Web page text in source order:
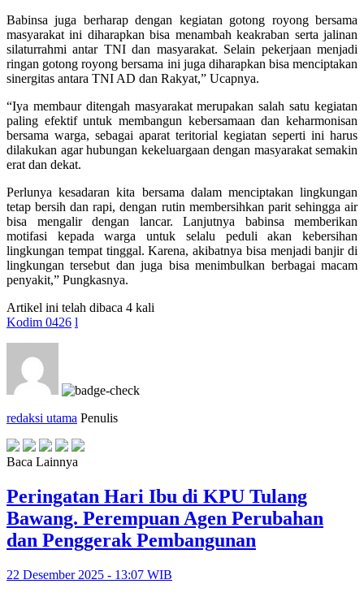
Babinsa juga berharap dengan kegiatan gotong royong bersama
masyarakat ini diharapkan bisa menambah keakraban serta jalinan
silaturrahmi antar TNI dan masyarakat. Selain pekerjaan menjadi
ringan gotong royong bersama ini juga diharapkan bisa menciptakan
sinergitas antara TNI AD dan Rakyat,” Ucapnya.
“Iya membaur ditengah masyarakat merupakan salah satu kegiatan
paling efektif untuk membangun kebersamaan dan keharmonisan
bersama warga, sebagai aparat teritorial kegiatan seperti ini harus
dilakukan agar hubungan kekeluargaan dengan masyarakat semakin
erat dan dekat.
Perlunya kesadaran kita bersama dalam menciptakan lingkungan
tetap bersih dan rapi, dengan rutin membersihkan parit sehingga air
bisa mengalir dengan lancar. Lanjutnya babinsa memberikan
motifasi kepada warga untuk selalu peduli akan kebersihan
lingkungan tempat tinggal. Karena, akibatnya bisa menjadi banjir di
lingkungan tersebut dan juga bisa menimbulkan berbagai macam
penyakit,” Pungkasnya.
Artikel ini telah dibaca 4 kali
Kodim 0426 l
redaksi utama Penulis
Baca Lainnya
Peringatan Hari Ibu di KPU Tulang
Bawang. Perempuan Agen Perubahan
dan Penggerak Pembangunan
22 Desember 2025 - 13:07 WIB